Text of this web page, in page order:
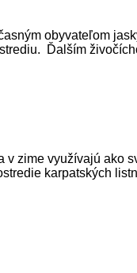
obyvateľom
Ďalším
zime využívajú ako
karpatských